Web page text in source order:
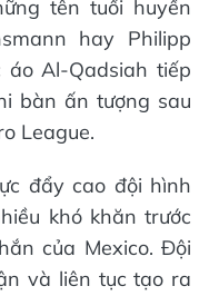
tên tuổi huyền
hay Philipp
áo Al-Qadsiah tiếp
bàn ấn tượng sau
League.
đẩy cao đội hình
khó khăn trước
của Mexico. Đội
và liên tục tạo ra